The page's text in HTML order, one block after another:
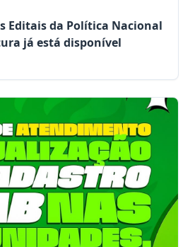
Editais da Política Nacional
já está disponível